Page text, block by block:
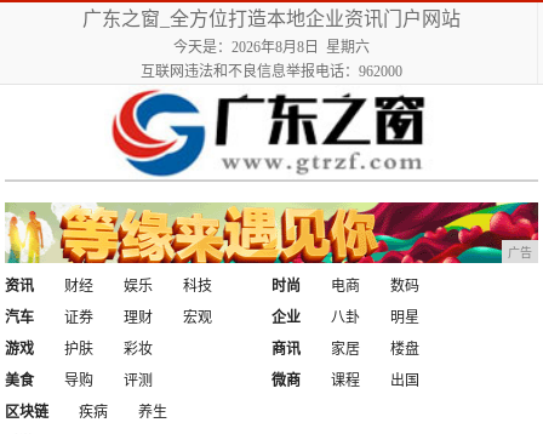
广东之窗_全方位打造本地企业资讯门户网站
今天是：2026年8月8日 星期六
互联网违法和不良信息举报电话：962000
广告
资讯 财经 娱乐
科技
汽车
证券 理财 宏观
时尚 电商
数码
企业
八卦
明星
游戏
护肤
彩妆
美食
导购 评测
商讯 家居
楼盘
微商
课程
出国
区块链
疾病
养生